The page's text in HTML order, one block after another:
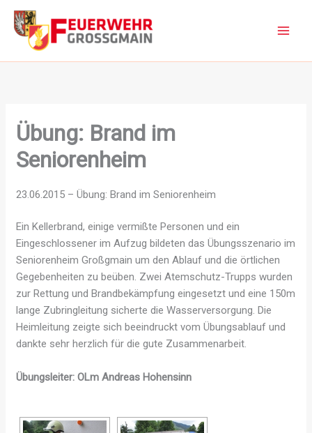
Zum
Inhalt
springen
Übung: Brand im
Seniorenheim
23.06.2015 – Übung: Brand im Seniorenheim
Ein Kellerbrand, einige vermißte Personen und ein
Eingeschlossener im Aufzug bildeten das Übungsszenario im
Seniorenheim Großgmain um den Ablauf und die örtlichen
Gegebenheiten zu beüben. Zwei Atemschutz-Trupps wurden
zur Rettung und Brandbekämpfung eingesetzt und eine 150m
lange Zubringleitung sicherte die Wasserversorgung. Die
Heimleitung zeigte sich beeindruckt vom Übungsablauf und
dankte sehr herzlich für die gute Zusammenarbeit.
Übungsleiter: OLm Andreas Hohensinn